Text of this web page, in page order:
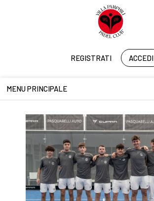
REGISTRATI ACCEDI
MENU PRINCIPALE